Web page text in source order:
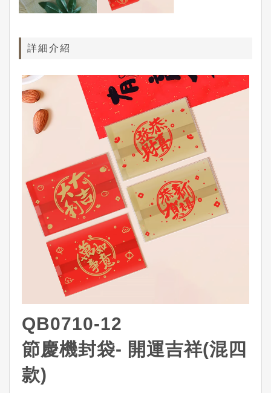
詳細介紹
QB0710-12
節慶機封袋- 開運吉祥(混四
款)